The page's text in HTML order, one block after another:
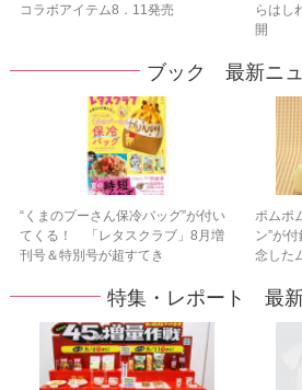
コラボアイテム8．11発売
らはし
開
ブック 最新ニ
“くまのプーさん保冷バッグ”が付い
てくる！ 「レタスクラブ」8月増
刊号＆特別号が超すてき
ポムポ
ン”が
念した
特集・レポート 最